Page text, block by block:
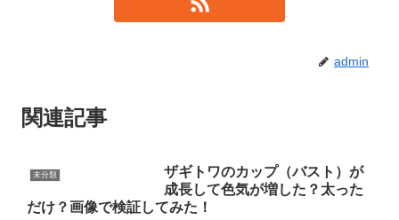
admin
関連記事
未分類
ザギトワのカップ（バスト）が
成長して色気が増した？太った
だけ？画像で検証してみた！